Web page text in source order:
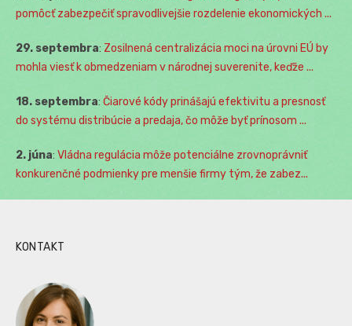
pomôcť zabezpečiť spravodlivejšie rozdelenie ekonomických ...
29. septembra: Zosilnená centralizácia moci na úrovni EÚ by
mohla viesť k obmedzeniam v národnej suverenite, keďže ...
18. septembra: Čiarové kódy prinášajú efektivitu a presnosť
do systému distribúcie a predaja, čo môže byť prínosom ...
2. júna: Vládna regulácia môže potenciálne zrovnoprávniť
konkurenčné podmienky pre menšie firmy tým, že zabez...
KONTAKT